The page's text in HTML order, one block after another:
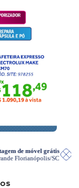
Montagem de móvel grátis
na Grande Florianópolis/SC